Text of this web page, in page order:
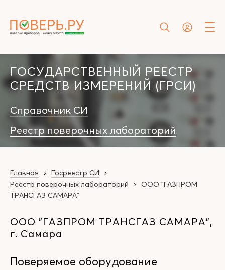
ГОСУДАРСТВЕННЫЙ РЕЕСТР
СРЕДСТВ ИЗМЕРЕНИЙ (ГРСИ)
Справочник СИ
Реестр поверочных лабораторий
Главная
Госреестр СИ
Реестр поверочных лабораторий
ООО "ГАЗПРОМ
ТРАНСГАЗ САМАРА"
ООО "ГАЗПРОМ ТРАНСГАЗ САМАРА",
г. Самара
Поверяемое оборудование